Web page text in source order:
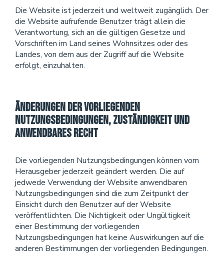
Die Website ist jederzeit und weltweit zugänglich. Der
die Website aufrufende Benutzer trägt allein die
Verantwortung, sich an die gültigen Gesetze und
Vorschriften im Land seines Wohnsitzes oder des
Landes, von dem aus der Zugriff auf die Website
erfolgt, einzuhalten.
Änderungen der vorliegenden
Nutzungsbedingungen, Zuständigkeit und
anwendbares Recht
Die vorliegenden Nutzungsbedingungen können vom
Herausgeber jederzeit geändert werden. Die auf
jedwede Verwendung der Website anwendbaren
Nutzungsbedingungen sind die zum Zeitpunkt der
Einsicht durch den Benutzer auf der Website
veröffentlichten. Die Nichtigkeit oder Ungültigkeit
einer Bestimmung der vorliegenden
Nutzungsbedingungen hat keine Auswirkungen auf die
anderen Bestimmungen der vorliegenden Bedingungen.